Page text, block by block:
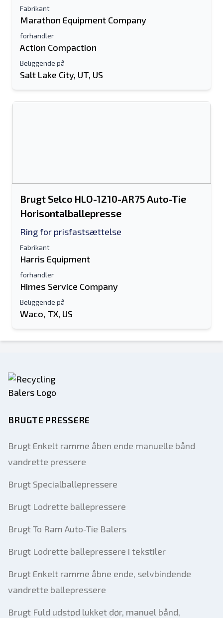
Fabrikant
Marathon Equipment Company
forhandler
Action Compaction
Beliggende på
Salt Lake City, UT, US
Brugt Selco HLO-1210-AR75 Auto-Tie
Horisontalballepresse
Ring for prisfastsættelse
Fabrikant
Harris Equipment
forhandler
Himes Service Company
Beliggende på
Waco, TX, US
BRUGTE PRESSERE
Brugt Enkelt ramme åben ende manuelle bånd
vandrette pressere
Brugt Specialballepressere
Brugt Lodrette ballepressere
Brugt To Ram Auto-Tie Balers
Brugt Lodrette ballepressere i tekstiler
Brugt Enkelt ramme åbne ende, selvbindende
vandrette ballepressere
Brugt Fuld udstød lukket dør, manuel bånd,